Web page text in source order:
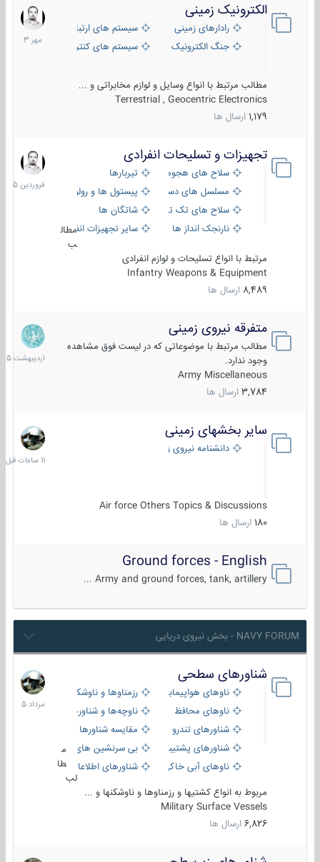
الکترونیک زمینی
رادارهای زمینی
سیستم های ارتباطی و جمع آوری
جنگ الکترونیک
سیستم های کنترل آتش و تجهیزات
مطالب مرتبط با انواع وسایل و لوازم مخابراتی و ...
Terrestrial , Geocentric Electronics
1,179 ارسال ها
1
مهر
1403
تجهیزات و تسلیحات انفرادی
سلاح های هجومی
تیربارها
مسلسل های دستی
پیستول ها و رولورها
سلاح های تک تیر اندازیشاتگان ها
نارنجک انداز ها
سایر تجهیزات انفرادی
مطال
ب
مرتبط با انواع تسلیحات و لوازم انفرادی
Infantry Weapons & Equipment
8,489 ارسال ها
17
فروردین
1405
متفرقه نیروی زمینی
مطالب مرتبط با موضوعاتی که در لیست فوق مشاهده
وجود ندارد.
Army Miscellaneous
3,784 ارسال ها
27
1405
سایر بخشهای زمینی
دانشنامه نیروی زمینی
Air force Others Topics & Discussions
180 ارسال ها
11
ساعات
قبل
Ground forces - English
Army and ground forces, tank, artillery ...
NAVY FORUM - بخش نیروی دریایی
شناورهای سطحی
ناوهای هواپیمابر و بالگرد بررزمناوها و ناوشکن‌ها
ناوهای محافظ
ناوچه‌ها و شناورهای گشتی
شناورهای تندرو
مقایسه شناورها
شناورهای پشتیبانی
بی سرنشین های دریایی
ناوهای آبی خاکی و نیروبرشناورهای اطلاعاتی و جاسوسی
طا
لب
مربوط به انواع کشتیها و رزمناوها و ناوشکنها و ...
Military Surface Vessels
6,826 ارسال ها
2
مرداد
1405